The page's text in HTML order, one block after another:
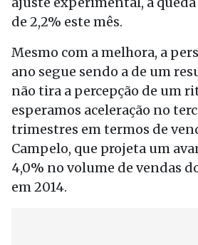
de 2,2% este mês.
Mesmo com a melhora, a
ano segue sendo a de um
não tira a percepção de um
esperamos aceleração no
trimestres em termos de
Campelo, que projeta um
4,0% no volume de vendas
em 2014.